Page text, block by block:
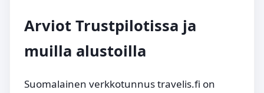
Arviot Trustpilotissa ja
muilla alustoilla
Suomalainen verkkotunnus travelis.fi on